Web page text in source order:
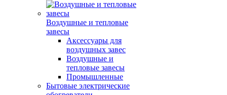
Воздушные и тепловые
завесы
Аксессуары для
воздушных завес
Воздушные и
тепловые завесы
Промышленные
Бытовые электрические